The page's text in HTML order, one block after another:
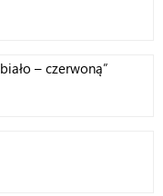
– czerwoną”